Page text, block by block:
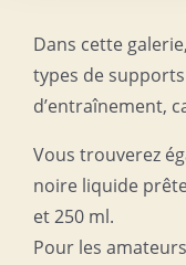
Dans cette
types de
d’entraînement,
Vous trouverez
noire liquide
et 250 ml.
Pour les